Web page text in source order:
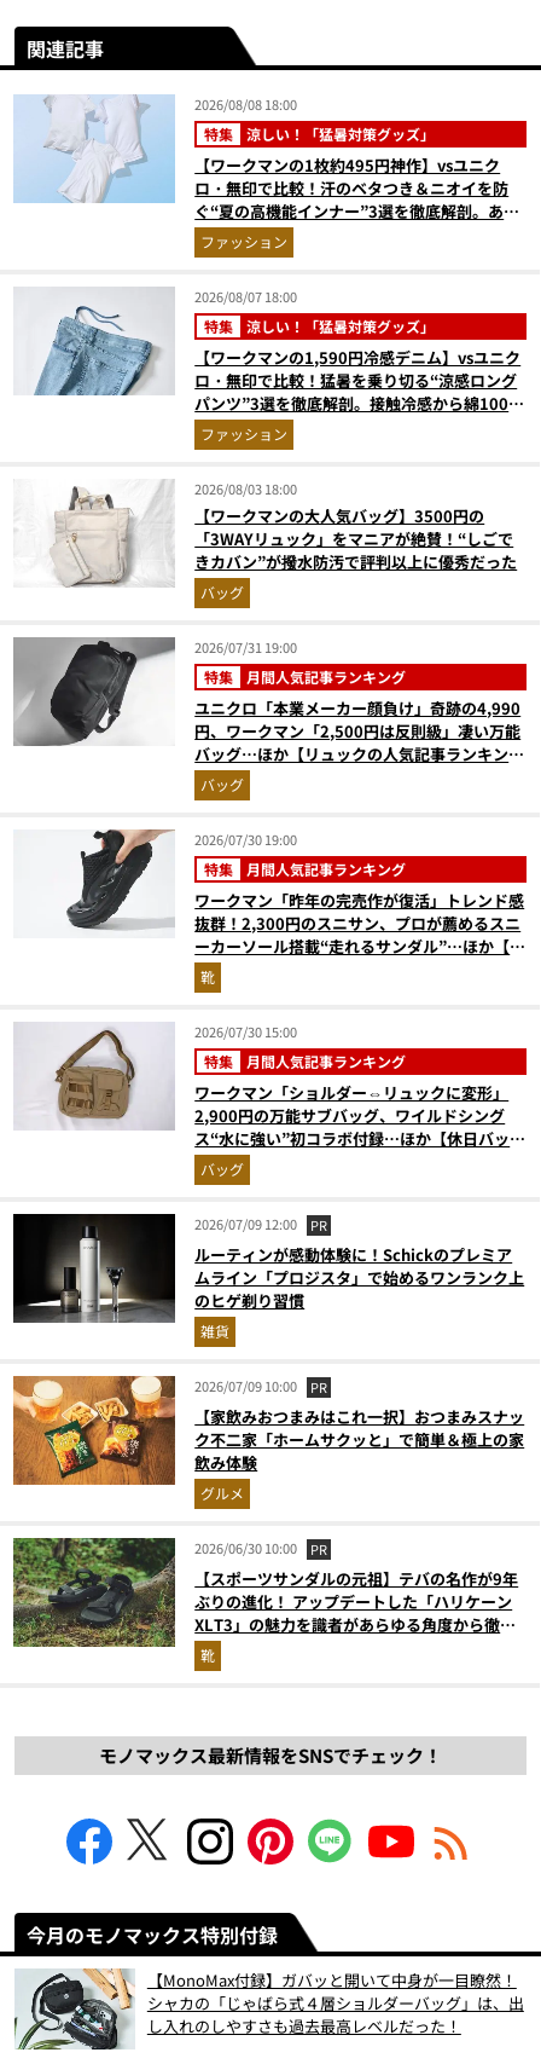
関連記事
2026/08/08 18:00
特集 涼しい！「猛暑対策グッズ」
【ワークマンの1枚約495円神作】vsユニク
ロ・無印で比較！汗のベタつき＆ニオイを防
ぐ“夏の高機能インナー”3選を徹底解剖。あな
たに最適な1着は？
ファッション
2026/08/07 18:00
特集 涼しい！「猛暑対策グッズ」
【ワークマンの1,590円冷感デニム】vsユニク
ロ・無印で比較！猛暑を乗り切る“涼感ロング
パンツ”3選を徹底解剖。接触冷感から綿100%
まで決定版
ファッション
2026/08/03 18:00
【ワークマンの大人気バッグ】3500円の
「3WAYリュック」をマニアが絶賛！“しごで
きカバン”が撥水防汚で評判以上に優秀だった
バッグ
2026/07/31 19:00
特集 月間人気記事ランキング
ユニクロ「本業メーカー顔負け」奇跡の4,990
円、ワークマン「2,500円は反則級」凄い万能
バッグ…ほか【リュックの人気記事ランキング
ベスト3】（2026年6月版）
バッグ
2026/07/30 19:00
特集 月間人気記事ランキング
ワークマン「昨年の完売作が復活」トレンド感
抜群！2,300円のスニサン、プロが薦めるスニ
ーカーソール搭載“走れるサンダル”…ほか【夏
シューズの人気記事ランキングベスト3】
（2026年6月版）
靴
2026/07/30 15:00
特集 月間人気記事ランキング
ワークマン「ショルダー⇔リュックに変形」
2,900円の万能サブバッグ、ワイルドシング
ス“水に強い”初コラボ付録…ほか【休日バッグ
の人気記事ランキングベスト3】（2026年6月
版）
バッグ
2026/07/09 12:00 PR
ルーティンが感動体験に！Schickのプレミア
ムライン「プロジスタ」で始めるワンランク上
のヒゲ剃り習慣
雑貨
2026/07/09 10:00 PR
【家飲みおつまみはこれ一択】おつまみスナッ
ク不二家「ホームサクッと」で簡単＆極上の家
飲み体験
グルメ
2026/06/30 10:00 PR
【スポーツサンダルの元祖】テバの名作が9年
ぶりの進化！ アップデートした「ハリケーン
XLT3」の魅力を識者があらゆる角度から徹底
解説！
靴
モノマックス最新情報をSNSでチェック！
今月のモノマックス特別付録
【MonoMax付録】ガバッと開いて中身が一目瞭然！
シャカの「じゃばら式４層ショルダーバッグ」は、出
し入れのしやすさも過去最高レベルだった！